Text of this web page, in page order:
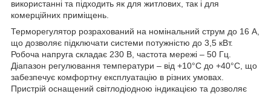
використанні та підходить як для житлових, так і для
комерційних приміщень.
Терморегулятор розрахований на номінальний струм до 16 А,
що дозволяє підключати системи потужністю до 3,5 кВт.
Робоча напруга складає 230 В, частота мережі – 50 Гц.
Діапазон регулювання температури – від +10°C до +40°C, що
забезпечує комфортну експлуатацію в різних умовах.
Пристрій оснащений світлодіодною індикацією та дозволяє